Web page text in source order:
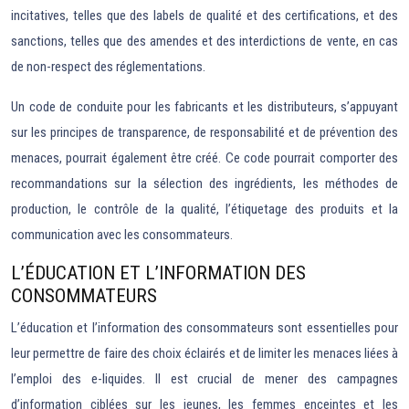
incitatives, telles que des labels de qualité et des certifications, et des
sanctions, telles que des amendes et des interdictions de vente, en cas
de non-respect des réglementations.
Un code de conduite pour les fabricants et les distributeurs, s’appuyant
sur les principes de transparence, de responsabilité et de prévention des
menaces, pourrait également être créé. Ce code pourrait comporter des
recommandations sur la sélection des ingrédients, les méthodes de
production, le contrôle de la qualité, l’étiquetage des produits et la
communication avec les consommateurs.
L’ÉDUCATION ET L’INFORMATION DES
CONSOMMATEURS
L’éducation et l’information des consommateurs sont essentielles pour
leur permettre de faire des choix éclairés et de limiter les menaces liées à
l’emploi des e-liquides. Il est crucial de mener des campagnes
d’information ciblées sur les jeunes, les femmes enceintes et les